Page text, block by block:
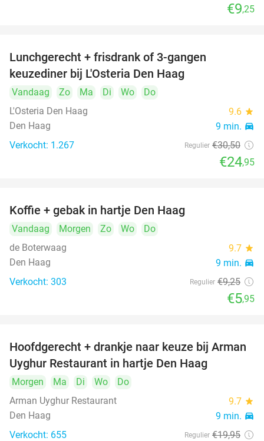
€9,25
Lunchgerecht + frisdrank of 3-gangen
keuzediner bij L'Osteria Den Haag
Vandaag Zo Ma Di Wo
Do
L'Osteria Den Haag
9.6 star
Den Haag 9 min. directions_car
Verkocht: 1.267 Regulier €30,50
€24,95
Koffie + gebak in hartje Den Haag
Vandaag Morgen Zo Wo
Do
de Boterwaag
9.7 star
Den Haag 9 min. directions_car
Verkocht: 303 Regulier €9,25
€5,95
30%
Hoofdgerecht + drankje naar keuze bij Arman
Uyghur Restaurant in hartje Den Haag
Morgen Ma Di Wo
Do
Arman Uyghur Restaurant
9.7 star
Den Haag 9 min. directions_car
Verkocht: 655 Regulier €19,95